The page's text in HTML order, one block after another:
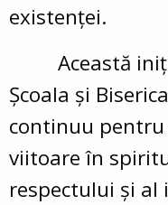
existenței.
Această
Școala și
continuu
viitoare în
respectului și